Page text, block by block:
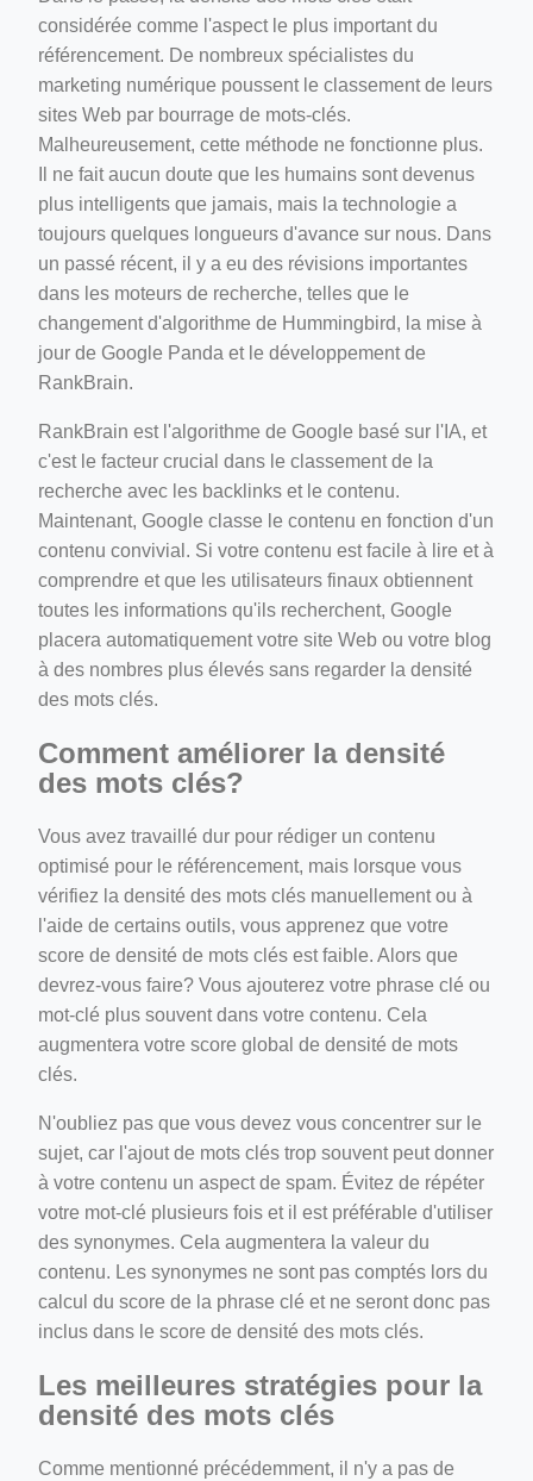
considérée comme l'aspect le plus important du
référencement. De nombreux spécialistes du
marketing numérique poussent le classement de leurs
sites Web par bourrage de mots-clés.
Malheureusement, cette méthode ne fonctionne plus.
Il ne fait aucun doute que les humains sont devenus
plus intelligents que jamais, mais la technologie a
toujours quelques longueurs d'avance sur nous. Dans
un passé récent, il y a eu des révisions importantes
dans les moteurs de recherche, telles que le
changement d'algorithme de Hummingbird, la mise à
jour de Google Panda et le développement de
RankBrain.
RankBrain est l'algorithme de Google basé sur l'IA, et
c'est le facteur crucial dans le classement de la
recherche avec les backlinks et le contenu.
Maintenant, Google classe le contenu en fonction d'un
contenu convivial. Si votre contenu est facile à lire et à
comprendre et que les utilisateurs finaux obtiennent
toutes les informations qu'ils recherchent, Google
placera automatiquement votre site Web ou votre blog
à des nombres plus élevés sans regarder la densité
des mots clés.
Comment améliorer la densité
des mots clés?
Vous avez travaillé dur pour rédiger un contenu
optimisé pour le référencement, mais lorsque vous
vérifiez la densité des mots clés manuellement ou à
l'aide de certains outils, vous apprenez que votre
score de densité de mots clés est faible. Alors que
devrez-vous faire? Vous ajouterez votre phrase clé ou
mot-clé plus souvent dans votre contenu. Cela
augmentera votre score global de densité de mots
clés.
N'oubliez pas que vous devez vous concentrer sur le
sujet, car l'ajout de mots clés trop souvent peut donner
à votre contenu un aspect de spam. Évitez de répéter
votre mot-clé plusieurs fois et il est préférable d'utiliser
des synonymes. Cela augmentera la valeur du
contenu. Les synonymes ne sont pas comptés lors du
calcul du score de la phrase clé et ne seront donc pas
inclus dans le score de densité des mots clés.
Les meilleures stratégies pour la
densité des mots clés
Comme mentionné précédemment, il n'y a pas de